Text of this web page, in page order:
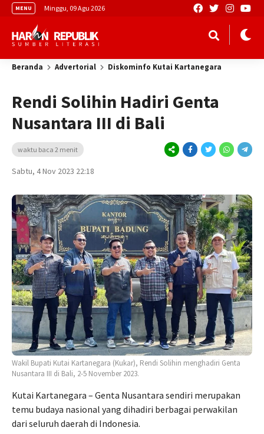
MENU Minggu, 09 Agu 2026
Beranda Advertorial Diskominfo Kutai Kartanegara
Rendi Solihin Hadiri Genta
Nusantara III di Bali
waktu baca 2 menit
Sabtu, 4 Nov 2023 22:18
Wakil Bupati Kutai Kartanegara (Kukar), Rendi Solihin menghadiri Genta
Nusantara III di Bali, 2-5 November 2023.
Kutai Kartanegara – Genta Nusantara sendiri merupakan
temu budaya nasional yang dihadiri berbagai perwakilan
dari seluruh daerah di Indonesia.